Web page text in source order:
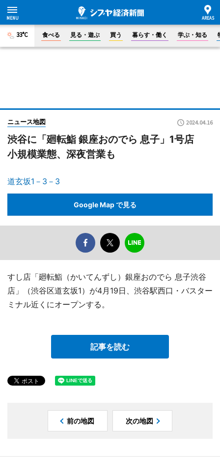
33°C 食べる 見る・遊ぶ 買う 暮らす・働く 学ぶ・知る
ニュース地図 2024.04.16
渋谷に「廻転鮨 銀座おのでら 息子」1号店
小規模業態、深夜営業も
道玄坂1－3－3
Google Map で見る
すし店「廻転鮨（かいてんずし）銀座おのでら 息子渋谷
店」（渋谷区道玄坂1）が4月19日、渋谷駅西口・バスター
ミナル近くにオープンする。
記事を読む
前の地図 次の地図